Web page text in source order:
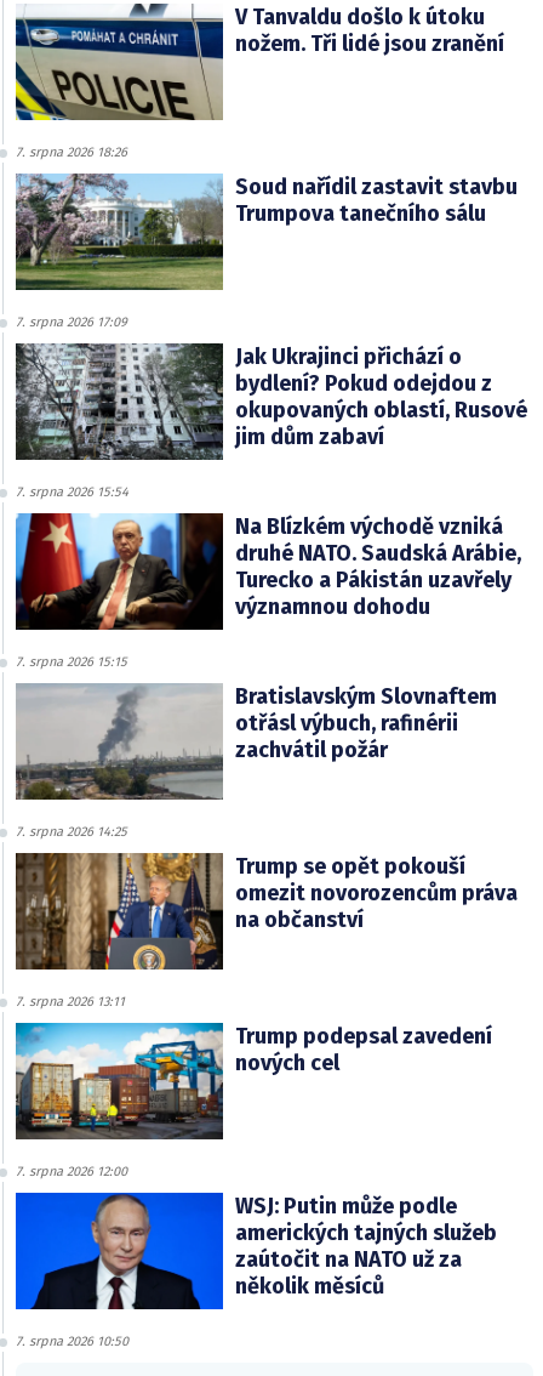
V Tanvaldu došlo k útoku
nožem. Tři lidé jsou zranění
7. srpna 2026 18:26
Soud nařídil zastavit stavbu
Trumpova tanečního sálu
7. srpna 2026 17:09
Jak Ukrajinci přichází o
bydlení? Pokud odejdou z
okupovaných oblastí, Rusové
jim dům zabaví
7. srpna 2026 15:54
Na Blízkém východě vzniká
druhé NATO. Saudská Arábie,
Turecko a Pákistán uzavřely
významnou dohodu
7. srpna 2026 15:15
Bratislavským Slovnaftem
otřásl výbuch, rafinérii
zachvátil požár
7. srpna 2026 14:25
Trump se opět pokouší
omezit novorozencům práva
na občanství
7. srpna 2026 13:11
Trump podepsal zavedení
nových cel
7. srpna 2026 12:00
WSJ: Putin může podle
amerických tajných služeb
zaútočit na NATO už za
několik měsíců
7. srpna 2026 10:50